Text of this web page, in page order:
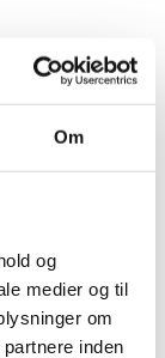
Om
og
medier og til
om
inden
eight
3101,